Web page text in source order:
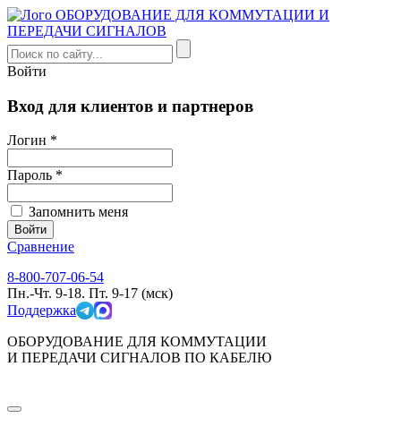
Войти
Вход для клиентов и партнеров
Логин *
Пароль *
Запомнить меня
Сравнение
8-800-707-06-54
Пн.-Чт. 9-18. Пт. 9-17 (мск)
Поддержка
ОБОРУДОВАНИЕ ДЛЯ КОММУТАЦИИ
И ПЕРЕДАЧИ СИГНАЛОВ ПО КАБЕЛЮ